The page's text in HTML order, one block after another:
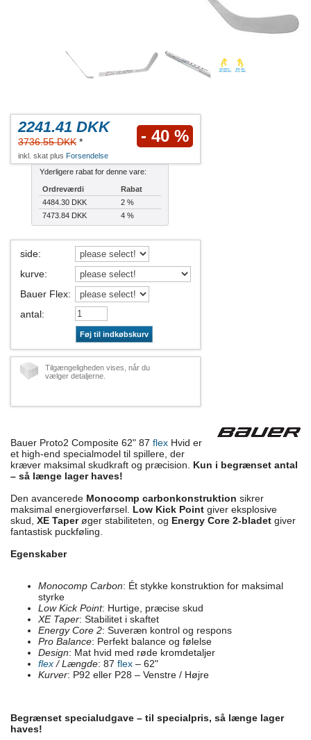
2241.41 DKK
3736.55 DKK * - 40 %
inkl. skat plus Forsendelse
Yderligere rabat for denne vare:
Ordreværdi
Rabat
4484.30 DKK
2 %
7473.84 DKK
4 %
side:
kurve:
Bauer Flex:
antal:
Føj til indkøbskurv
Tilgængeligheden vises, når du
vælger detaljerne.
Bauer Proto2 Composite 62" 87 flex Hvid er
et high-end specialmodel til spillere, der
kræver maksimal skudkraft og præcision. Kun i begrænset antal
– så længe lager haves!
Den avancerede Monocomp carbonkonstruktion sikrer
maksimal energioverførsel. Low Kick Point giver eksplosive
skud, XE Taperøger stabiliteten, og Energy Core 2-bladet giver
fantastisk puckføling.
Egenskaber
Monocomp Carbon: Ét stykke konstruktion for maksimal
styrke
Low Kick Point: Hurtige, præcise skud
XE Taper: Stabilitet i skaftet
Energy Core 2: Suveræn kontrol og respons
Pro Balance: Perfekt balance og følelse
Design: Mat hvid med røde kromdetaljer
flex / Længde: 87 flex – 62"
Kurver: P92 eller P28 – Venstre / Højre
Begrænset specialudgave – til specialpris, så længe lager
haves!